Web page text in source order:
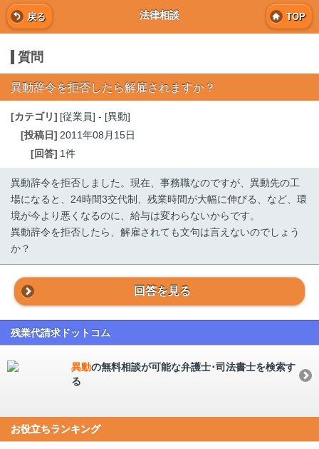
戻る 法律相談 TOP
質問
異動辞令を拒否したら解雇されますか？
[カテゴリ] [従業員] - [異動]
[投稿日] 2011年08月15日
[回答] 1件
異動辞令を拒否しました。現在、事務職なのですが、異動先の工
場になると、24時間3交代制、残業時間が大幅に伸びる、など、環
境が今より悪くなるのに、給与は変わらないからです。
異動辞令を拒否したら、解雇されても文句は言えないのでしょう
か？
回答を見る
残業代請求ドットコム
異動の無料相談が可能な弁護士･司法書士を検索す
る
お役立ちランキング